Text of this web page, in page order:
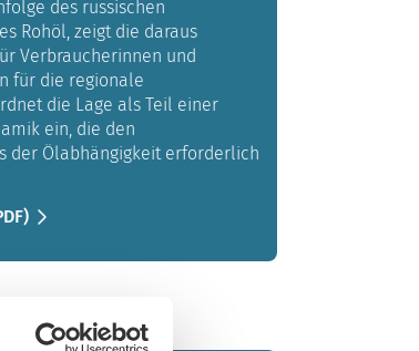
des russischen
Rohöl, zeigt die daraus
Verbraucherinnen und
für die regionale
die Lage als Teil einer
ein, die den
der Ölabhängigkeit erforderlich